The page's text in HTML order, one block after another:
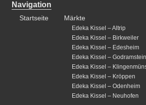
Navigation
Startseite Märkte
Edeka Kissel – Altrip
Edeka Kissel – Birkweiler
Edeka Kissel – Edesheim
Edeka Kissel – Godramstein
Edeka Kissel –
Edeka Kissel – Kröppen
Edeka Kissel – Odenheim
Edeka Kissel – Neuhofen